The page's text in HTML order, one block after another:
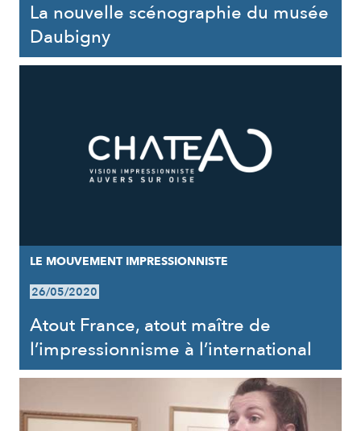
La nouvelle scénographie du musée
Daubigny
LE MOUVEMENT IMPRESSIONNISTE
26/05/2020
Atout France, atout maître de
l’impressionnisme à l’international